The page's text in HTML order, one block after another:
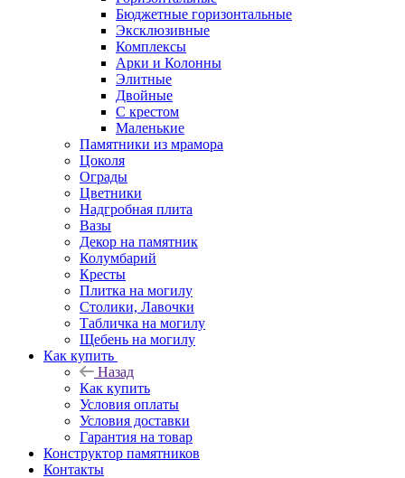
Бюджетные горизонтальные
Эксклюзивные
Комплексы
Арки и Колонны
Элитные
Двойные
С крестом
Маленькие
Памятники из мрамора
Цоколя
Ограды
Цветники
Надгробная плита
Вазы
Декор на памятник
Колумбарий
Кресты
Плитка на могилу
Столики, Лавочки
Табличка на могилу
Щебень на могилу
Как купить
Назад
Как купить
Условия оплаты
Условия доставки
Гарантия на товар
Конструктор памятников
Контакты